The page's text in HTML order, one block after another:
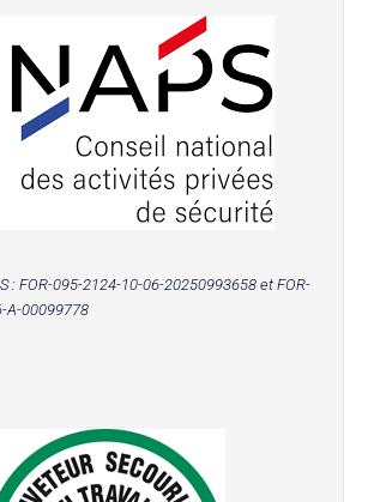
: FOR-095-2124-10-06-20250993658 et FOR-
A-00099778